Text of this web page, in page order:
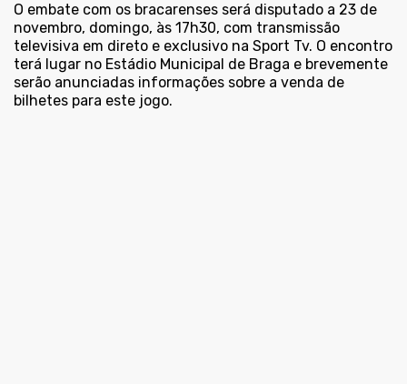
O embate com os bracarenses será disputado a 23 de
novembro, domingo, às 17h30, com transmissão
televisiva em direto e exclusivo na Sport Tv. O encontro
terá lugar no Estádio Municipal de Braga e brevemente
serão anunciadas informações sobre a venda de
bilhetes para este jogo.